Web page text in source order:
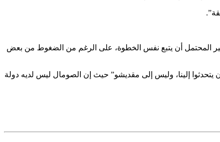
غير المحتمل أن يتبع نفس الخطوة، على الرغم من الضغوط من بعض
يتحدثوا إلينا، وليس إلى مقديشو” حيث إن الصومال ليس لديه دولة